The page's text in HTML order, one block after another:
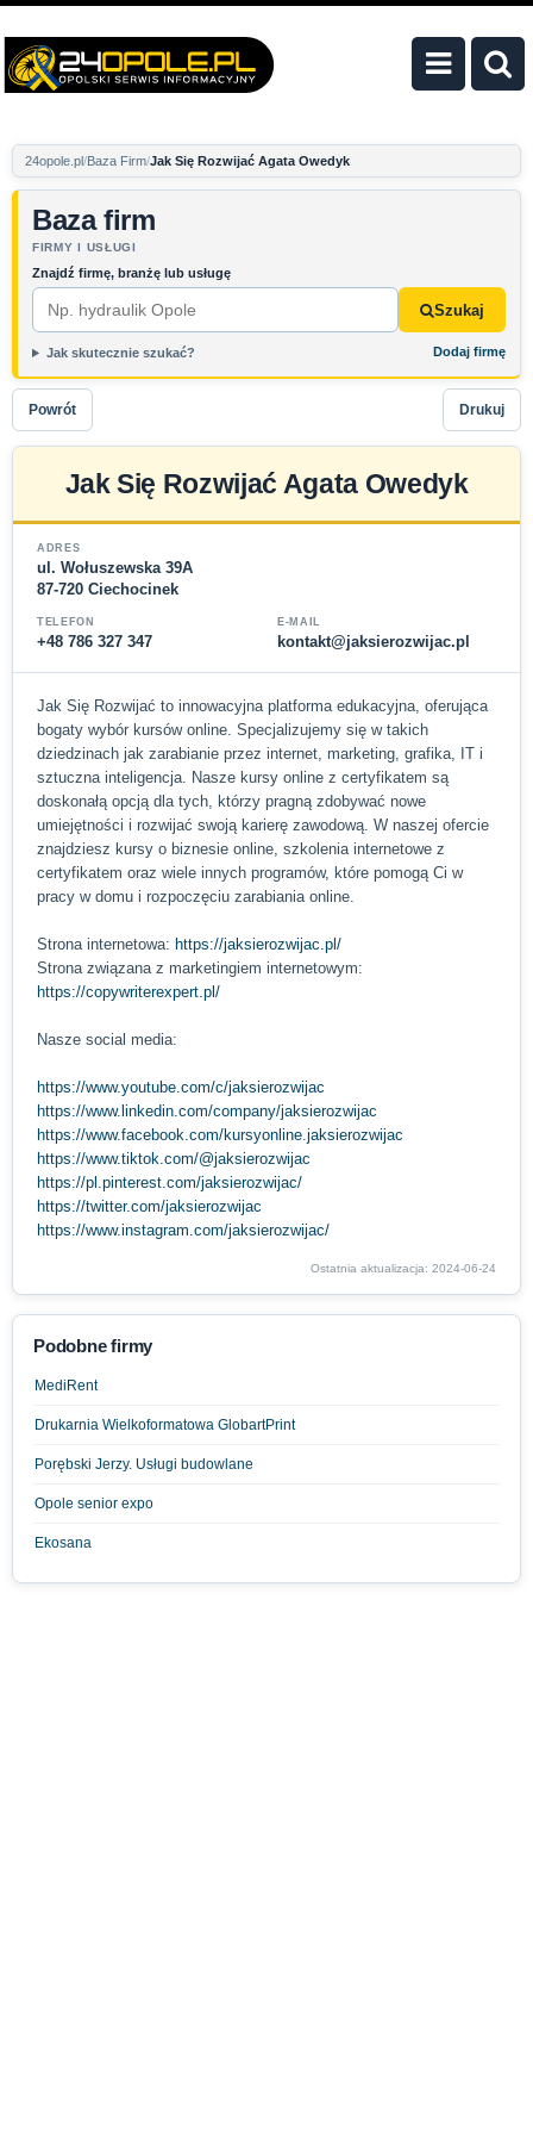
24opole.pl Baza Firm Jak Się Rozwijać Agata Owedyk
Baza firm
FIRMY I USŁUGI
Znajdź firmę, branżę lub usługę
Szukaj
Jak skutecznie szukać? Dodaj firmę
Powrót Drukuj
Jak Się Rozwijać Agata Owedyk
ADRES
ul. Wołuszewska 39A
87-720 Ciechocinek
TELEFON
+48 786 327 347
E-MAIL
kontakt@jaksierozwijac.pl
Jak Się Rozwijać to innowacyjna platforma edukacyjna, oferująca
bogaty wybór kursów online. Specjalizujemy się w takich
dziedzinach jak zarabianie przez internet, marketing, grafika, IT i
sztuczna inteligencja. Nasze kursy online z certyfikatem są
doskonałą opcją dla tych, którzy pragną zdobywać nowe
umiejętności i rozwijać swoją karierę zawodową. W naszej ofercie
znajdziesz kursy o biznesie online, szkolenia internetowe z
certyfikatem oraz wiele innych programów, które pomogą Ci w
pracy w domu i rozpoczęciu zarabiania online.
Strona internetowa: https://jaksierozwijac.pl/
Strona związana z marketingiem internetowym:
https://copywriterexpert.pl/
Nasze social media:
https://www.youtube.com/c/jaksierozwijac
https://www.linkedin.com/company/jaksierozwijac
https://www.facebook.com/kursyonline.jaksierozwijac
https://www.tiktok.com/@jaksierozwijac
https://pl.pinterest.com/jaksierozwijac/
https://twitter.com/jaksierozwijac
https://www.instagram.com/jaksierozwijac/
Ostatnia aktualizacja: 2024-06-24
Podobne firmy
MediRent
Drukarnia Wielkoformatowa GlobartPrint
Porębski Jerzy. Usługi budowlane
Opole senior expo
Ekosana